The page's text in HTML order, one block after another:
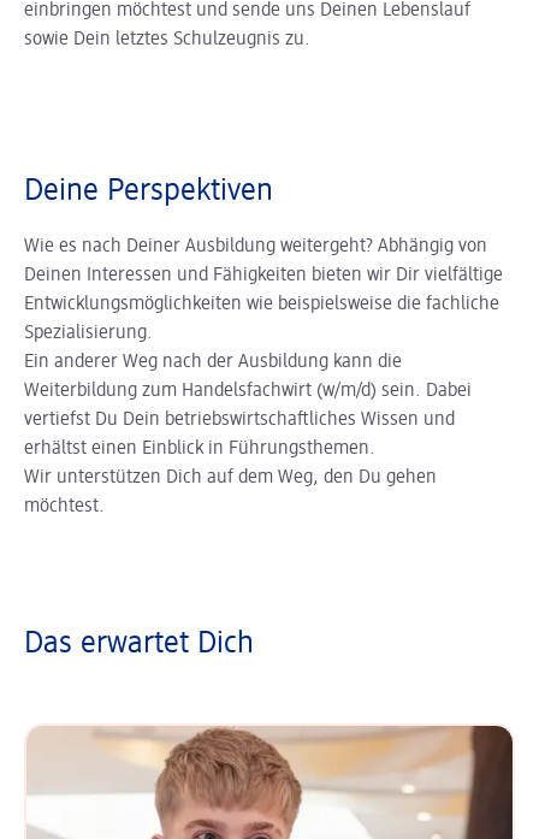
einbringen möchtest und sende uns Deinen Lebenslauf
sowie Dein letztes Schulzeugnis zu.
Deine Perspektiven
Wie es nach Deiner Ausbildung weitergeht? Abhängig von
Deinen Interessen und Fähigkeiten bieten wir Dir vielfältige
Entwicklungsmöglichkeiten wie beispielsweise die fachliche
Spezialisierung.
Ein anderer Weg nach der Ausbildung kann die
Weiterbildung zum Handelsfachwirt (w/m/d) sein. Dabei
vertiefst Du Dein betriebswirtschaftliches Wissen und
erhältst einen Einblick in Führungsthemen.
Wir unterstützen Dich auf dem Weg, den Du gehen
möchtest.
Das erwartet Dich